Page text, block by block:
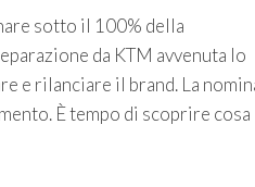
sotto il 100% della
da KTM avvenuta lo
e rilanciare il brand. La
È tempo di scoprire cosa